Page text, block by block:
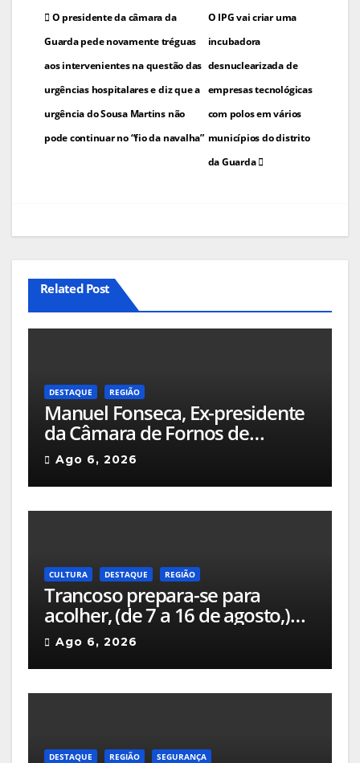
Navegação
de
artigos
O IPG vai criar uma
incubadora
desnuclearizada de
empresas tecnológicas
com polos em vários
municípios do distrito
da Guarda
O presidente da câmara da
Guarda pede novamente tréguas
aos intervenientes na questão das
urgências hospitalares e diz que a
urgência do Sousa Martins não
pode continuar no “fio da navalha”
Related Post
DESTAQUE REGIÃO
Manuel Fonseca, Ex-presidente
da Câmara de Fornos de
Algodres foi nomeado Diretor
Delegado APAL-SIM (Águas
Públicas em Altitude, Serviços
Intermunicipalizados)
Ago 6, 2026
CULTURA DESTAQUE REGIÃO
Trancoso prepara-se para
acolher, (de 7 a 16 de agosto,)
mais uma edição da Feira de
São Bartolomeu, a feira franca
mais antiga do país
Ago 6, 2026
DESTAQUE REGIÃO SEGURANÇA